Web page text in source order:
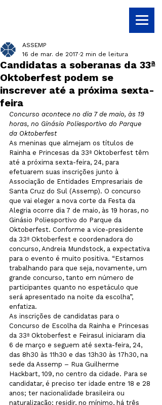
Candidatas a soberanas da 33ª
Oktoberfest podem se
inscrever até a próxima sexta-
feira
ASSEMP
16 de mar. de 2017 2 min de leitura
Concurso acontece no dia 7 de maio, às 19
horas, no Ginásio Poliesportivo do Parque
da Oktoberfest
As meninas que almejam os títulos de
Rainha e Princesas da 33ª Oktoberfest têm
até a próxima sexta-feira, 24, para
efetuarem suas inscrições junto à
Associação de Entidades Empresariais de
Santa Cruz do Sul (Assemp). O concurso
que vai eleger a nova corte da Festa da
Alegria ocorre dia 7 de maio, às 19 horas, no
Ginásio Poliesportivo do Parque da
Oktoberfest. Conforme a vice-presidente
da 33ª Oktoberfest e coordenadora do
concurso, Andreia Mundstock, a expectativa
para o evento é muito positiva. “Estamos
trabalhando para que seja, novamente, um
grande concurso, tanto em número de
participantes quanto no espetáculo que
será apresentado na noite da escolha”,
enfatiza.
As inscrições de candidatas para o
Concurso de Escolha da Rainha e Princesas
da 33ª Oktoberfest e Feirasul iniciaram dia
6 de março e seguem até sexta-feira, 24,
das 8h30 às 11h30 e das 13h30 às 17h30, na
sede da Assemp – Rua Guilherme
Hackbart, 109, no centro da cidade. Para se
candidatar, é preciso ter idade entre 18 e 28
anos; ter nacionalidade brasileira ou
naturalização; residir, no mínimo, há três